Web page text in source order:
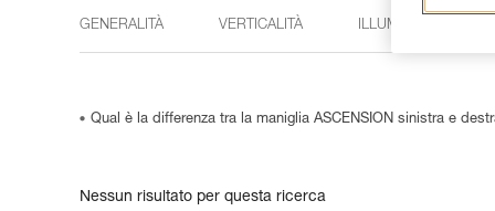
GENERALITÀ VERTICALITÀ ILLUMINAZIONE
Qual è la differenza tra la maniglia ASCENSION sinistra e
Nessun risultato per questa ricerca